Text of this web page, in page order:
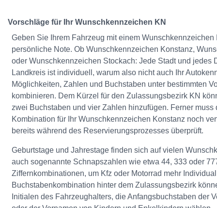
Vorschläge für Ihr Wunschkennzeichen KN
Geben Sie Ihrem Fahrzeug mit einem Wunschkennzeichen
persönliche Note. Ob Wunschkennzeichen Konstanz,
oder Wunschkennzeichen Stockach: Jede Stadt und jedes
Landkreis ist individuell, warum also nicht auch Ihr
Möglichkeiten, Zahlen und Buchstaben unter bestimmten
kombinieren. Dem Kürzel für den Zulassungsbezirk KN
zwei Buchstaben und vier Zahlen hinzufügen. Ferner muss
Kombination für Ihr Wunschkennzeichen Konstanz noch
bereits während des Reservierungsprozesses überprüft.
Geburtstage und Jahrestage finden sich auf vielen
auch sogenannte Schnapszahlen wie etwa 44, 333 oder
Ziffernkombinationen, um Kfz oder Motorrad mehr
Buchstabenkombination hinter dem Zulassungsbezirk
Initialen des Fahrzeughalters, die Anfangsbuchstaben der